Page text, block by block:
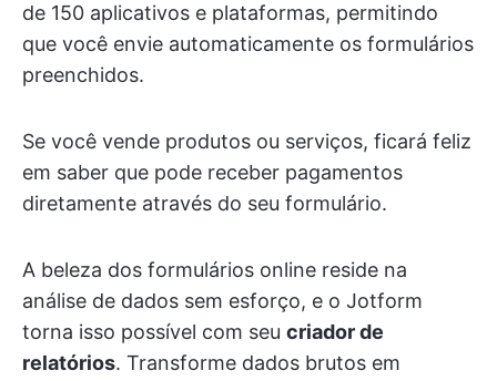
de 150 aplicativos e plataformas, permitindo
que você envie automaticamente os formulários
preenchidos.
Se você vende produtos ou serviços, ficará feliz
em saber que pode receber pagamentos
diretamente através do seu formulário.
A beleza dos formulários online reside na
análise de dados sem esforço, e o Jotform
torna isso possível com seu criador de
relatórios. Transforme dados brutos em